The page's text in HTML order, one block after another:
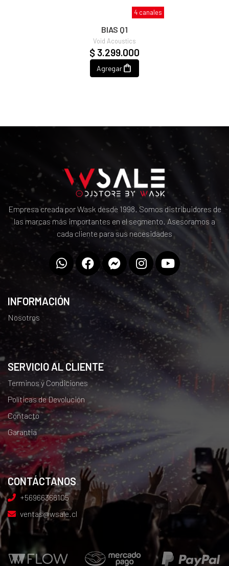
4 canales
BIAS Q1
Void Acoustics
$ 3.299.000
Agregar
Empresa creada por Wask desde 1998. Somos distribuidores de
las marcas más importantes en el segmento. Asesoramos a
cada cliente para sus necesidades
INFORMACIÓN
Nosotros
SERVICIO AL CLIENTE
Terminos y Condiciones
Políticas de Devolución
Contacto
Garantia
CONTÁCTANOS
+56966366105
ventas@wsale.cl